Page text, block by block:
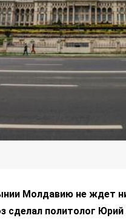
Молдавию не ждет
сделал политолог